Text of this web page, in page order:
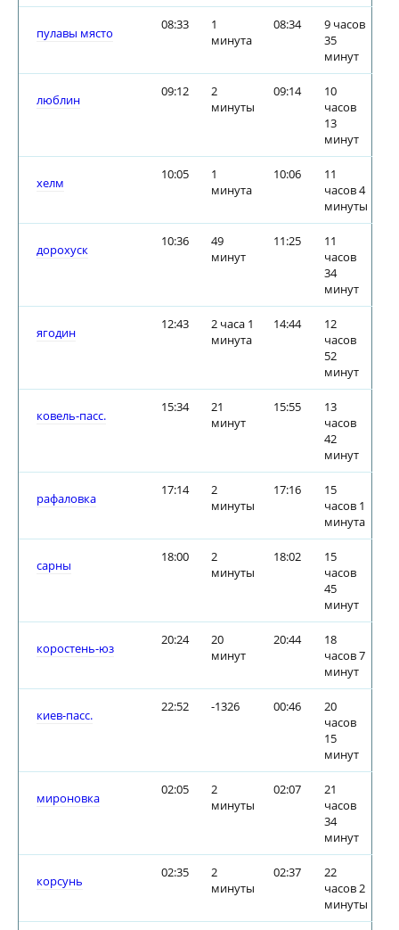
пулавы място
08:33
1
минута
08:34
9 часов
35
минут
люблин
09:12
2
минуты
09:14
10
часов
13
минут
хелм
10:05
1
минута
10:06
11
часов 4
минуты
дорохуск
10:36
49
минут
11:25
11
часов
34
минут
ягодин
12:43
2 часа 1
минута
14:44
12
часов
52
минут
ковель-пасс.
15:34
21
минут
15:55
13
часов
42
минут
рафаловка
17:14
2
минуты
17:16
15
часов 1
минута
сарны
18:00
2
минуты
18:02
15
часов
45
минут
коростень-юз
20:24
20
минут
20:44
18
часов 7
минут
киев-пасс.
22:52 -1326 00:46
20
часов
15
минут
мироновка
02:05
2
минуты
02:07
21
часов
34
минут
корсунь
02:35
2
минуты
02:37
22
часов 2
минуты